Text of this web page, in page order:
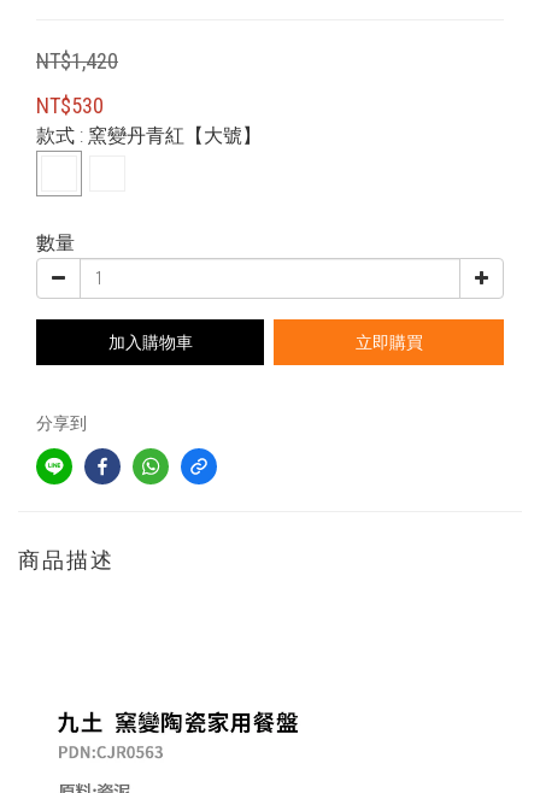
NT$1,420
NT$530
款式 : 窯變丹青紅【大號】
數量
加入購物車 立即購買
分享到
商品描述